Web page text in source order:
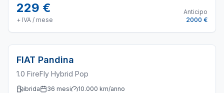
229 €
+ IVA / mese
Anticipo
2000 €
FIAT Pandina
1.0 FireFly Hybrid Pop
ibrida 36 mesi 10.000 km/anno